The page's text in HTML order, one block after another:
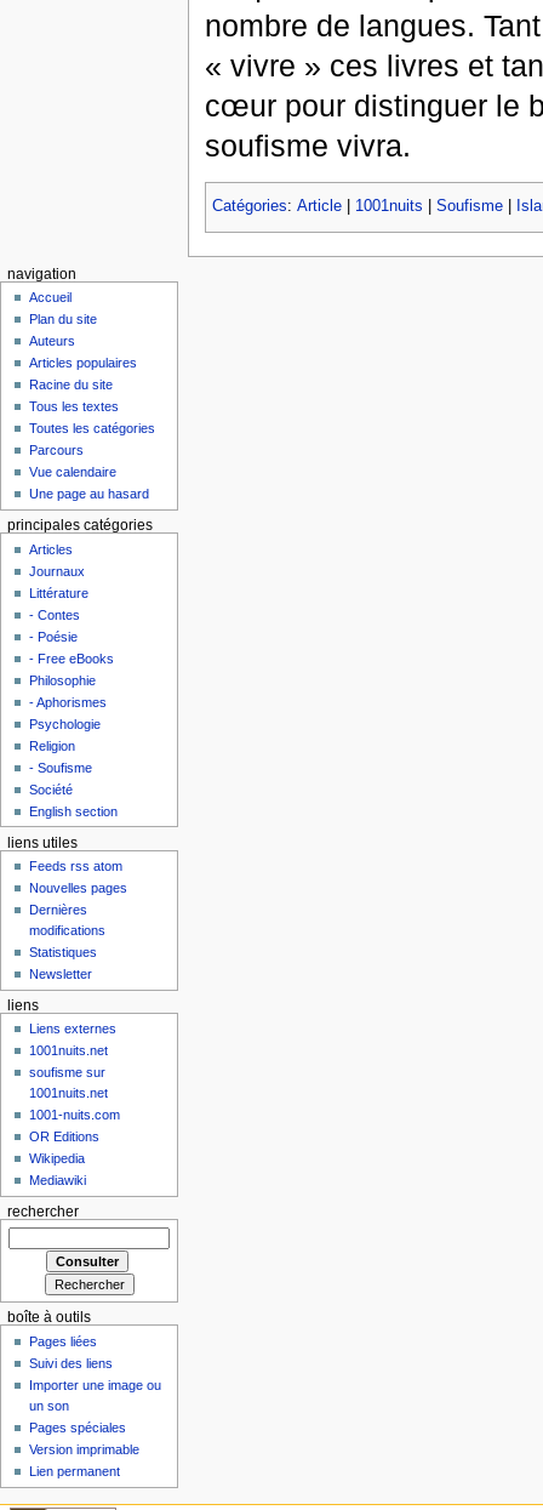
nombre de langues.
« vivre » ces livres et
cœur pour distinguer le
soufisme vivra.
Catégories: Article| 1001nuits Soufisme|
navigation
Accueil
Plan du site
Auteurs
Articles populaires
Racine du site
Tous les textes
Toutes les catégories
Parcours
Vue calendaire
Une page au hasard
principales catégories
Articles
Journaux
Littérature
- Contes
- Poésie
- Free eBooks
Philosophie
- Aphorismes
Psychologie
Religion
- Soufisme
Société
English section
liens utiles
Feeds rss atom
Nouvelles pages
Dernières
modifications
Statistiques
Newsletter
liens
Liens externes
1001nuits.net
soufisme sur
1001nuits.net
1001-nuits.com
OR Editions
Wikipedia
Mediawiki
rechercher
boîte à outils
Pages liées
Suivi des liens
Importer une image ou
un son
Pages spéciales
Version imprimable
Lien permanent